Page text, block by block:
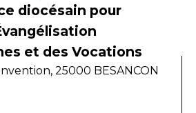
diocésain pour
et des Vocations
25000 BESANCON